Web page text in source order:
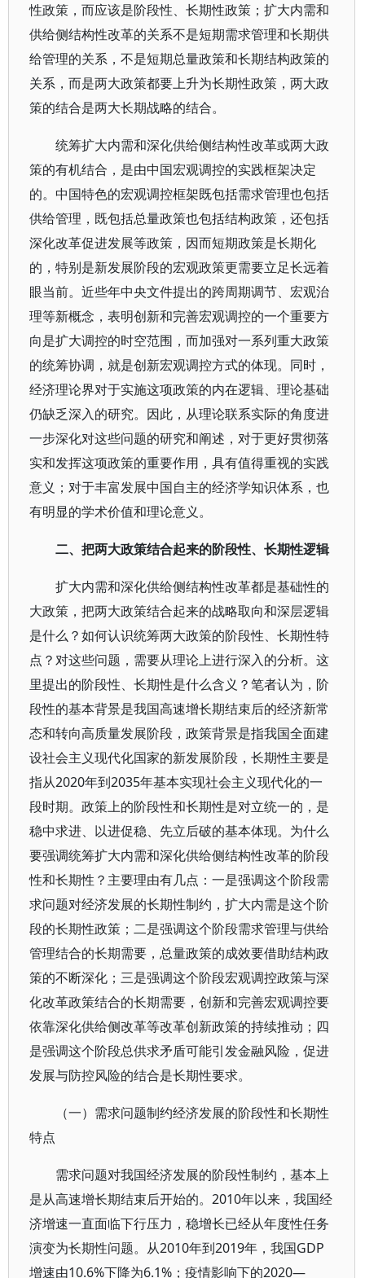
性政策，而应该是阶段性、长期性政策；扩大内需和
供给侧结构性改革的关系不是短期需求管理和长期供
给管理的关系，不是短期总量政策和长期结构政策的
关系，而是两大政策都要上升为长期性政策，两大政
策的结合是两大长期战略的结合。
统筹扩大内需和深化供给侧结构性改革或两大政
策的有机结合，是由中国宏观调控的实践框架决定
的。中国特色的宏观调控框架既包括需求管理也包括
供给管理，既包括总量政策也包括结构政策，还包括
深化改革促进发展等政策，因而短期政策是长期化
的，特别是新发展阶段的宏观政策更需要立足长远着
眼当前。近些年中央文件提出的跨周期调节、宏观治
理等新概念，表明创新和完善宏观调控的一个重要方
向是扩大调控的时空范围，而加强对一系列重大政策
的统筹协调，就是创新宏观调控方式的体现。同时，
经济理论界对于实施这项政策的内在逻辑、理论基础
仍缺乏深入的研究。因此，从理论联系实际的角度进
一步深化对这些问题的研究和阐述，对于更好贯彻落
实和发挥这项政策的重要作用，具有值得重视的实践
意义；对于丰富发展中国自主的经济学知识体系，也
有明显的学术价值和理论意义。
二、把两大政策结合起来的阶段性、长期性逻辑
扩大内需和深化供给侧结构性改革都是基础性的
大政策，把两大政策结合起来的战略取向和深层逻辑
是什么？如何认识统筹两大政策的阶段性、长期性特
点？对这些问题，需要从理论上进行深入的分析。这
里提出的阶段性、长期性是什么含义？笔者认为，阶
段性的基本背景是我国高速增长期结束后的经济新常
态和转向高质量发展阶段，政策背景是指我国全面建
设社会主义现代化国家的新发展阶段，长期性主要是
指从2020年到2035年基本实现社会主义现代化的一
段时期。政策上的阶段性和长期性是对立统一的，是
稳中求进、以进促稳、先立后破的基本体现。为什么
要强调统筹扩大内需和深化供给侧结构性改革的阶段
性和长期性？主要理由有几点：一是强调这个阶段需
求问题对经济发展的长期性制约，扩大内需是这个阶
段的长期性政策；二是强调这个阶段需求管理与供给
管理结合的长期需要，总量政策的成效要借助结构政
策的不断深化；三是强调这个阶段宏观调控政策与深
化改革政策结合的长期需要，创新和完善宏观调控要
依靠深化供给侧改革等改革创新政策的持续推动；四
是强调这个阶段总供求矛盾可能引发金融风险，促进
发展与防控风险的结合是长期性要求。
（一）需求问题制约经济发展的阶段性和长期性
特点
需求问题对我国经济发展的阶段性制约，基本上
是从高速增长期结束后开始的。2010年以来，我国经
济增速一直面临下行压力，稳增长已经从年度性任务
演变为长期性问题。从2010年到2019年，我国GDP
增速由10.6%下降为6.1%；疫情影响下的2020—